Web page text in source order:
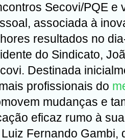
Secovi/PQE e
associada à
resultados no
do Sindicato,
Destinada
profissionais do
mudanças e
eficaz rumo à
Fernando Gambi,